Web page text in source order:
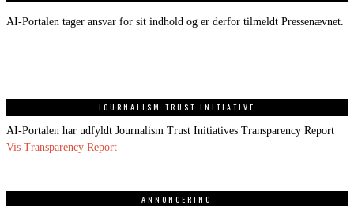
AI-Portalen tager ansvar for sit indhold og er derfor tilmeldt Pressenævnet.
JOURNALISM TRUST INITIATIVE
AI-Portalen har udfyldt Journalism Trust Initiatives Transparency Report
Vis Transparency Report
ANNONCERING